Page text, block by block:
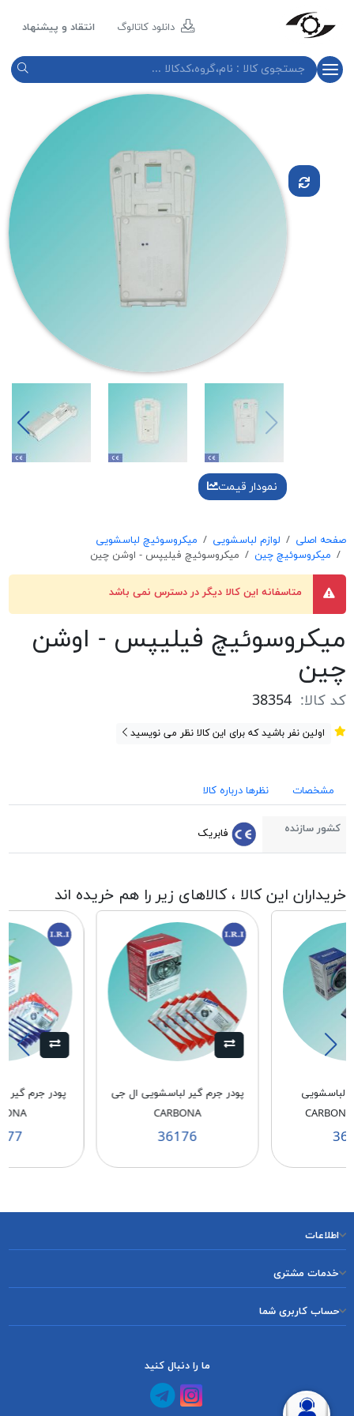
دانلود کاتالوگ انتقاد و پیشنهاد
نمودار قیمت
صفحه اصلی لوازم لباسشویی
میکروسوئیچ لباسشویی
میکروسوئیچ چین
میکروسوئیچ فیلیپس - اوشن چین
متاسفانه این کالا دیگر در دسترس نمی باشد
میکروسوئیچ فیلیپس - اوشن
چین
کد کالا: 38354
اولین نفر باشید که برای این کالا نظر می نویسید
مشخصات نظرها درباره کالا
کشور سازنده فابریک
خریداران این کالا ، کالاهای زیر را هم خریده اند
لباسشویی
پودر جرم گیر لباسشویی ال جی
CARBONA
36176
پودر جرم گیر
اطلاعات
خدمات مشتری
حساب کاربری شما
ما را دنبال کنید
کانال آپارات
کانال تلگرام